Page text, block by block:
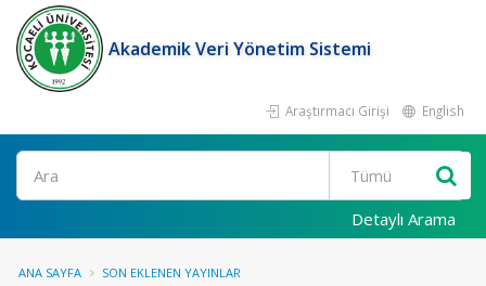
Akademik Veri Yönetim Sistemi
Araştırmacı Girişi English
Ara
Detaylı Arama
ANA SAYFA SON EKLENEN YAYINLAR